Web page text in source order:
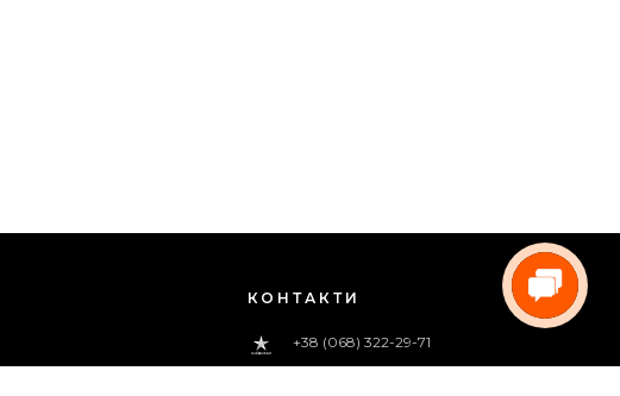
КОНТАКТИ
+38 (068) 322-29-71